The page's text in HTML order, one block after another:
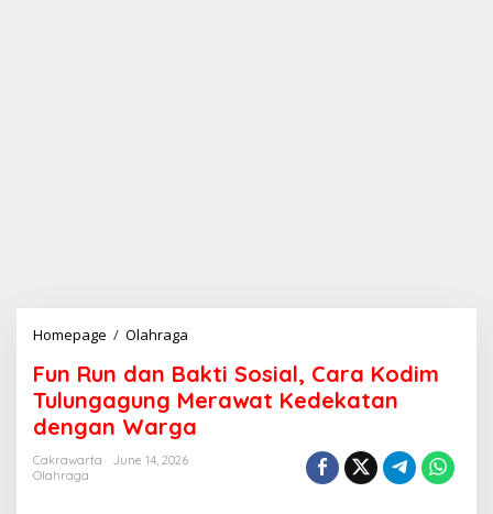
Homepage / Olahraga
n
R
u
n
Fun Run dan Bakti Sosial, Cara Kodim
Tulungagung Merawat Kedekatan
dengan Warga
Cakrawarta
June 14, 2026
Olahraga